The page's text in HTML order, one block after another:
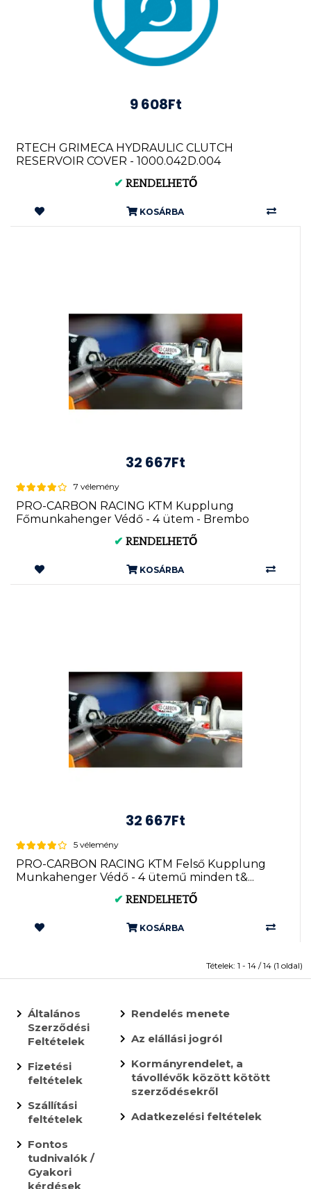
9 608Ft
RTECH GRIMECA HYDRAULIC CLUTCH
RESERVOIR COVER - 1000.042D.004
✔ RENDELHETŐ
KOSÁRBA
32 667Ft
7 vélemény
PRO-CARBON RACING KTM Kupplung
Főmunkahenger Védő - 4 ütem - Brembo
✔ RENDELHETŐ
KOSÁRBA
32 667Ft
5 vélemény
PRO-CARBON RACING KTM Felső Kupplung
Munkahenger Védő - 4 ütemű minden t&...
✔ RENDELHETŐ
KOSÁRBA
Tételek: 1 - 14 / 14 (1 oldal)
Általános
Szerződési
Feltételek
Fizetési
feltételek
Szállítási
feltételek
Fontos
tudnivalók /
Gyakori
kérdések
Rendelés menete
Az elállási jogról
Kormányrendelet, a
távollévők között kötött
szerződésekről
Adatkezelési feltételek